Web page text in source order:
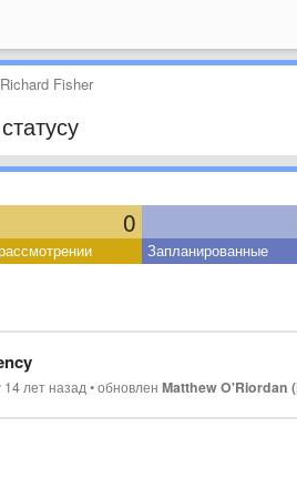
Richard Fisher
0
Запланированные
14 лет назад•обновленMatthew O'Riordan